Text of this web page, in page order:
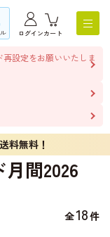
ログインカート
再設定をお願いいたしま
送料無料！
間2026
全18件